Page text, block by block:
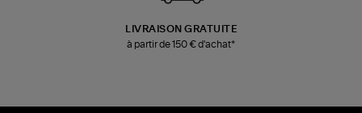
LIVRAISON GRATUITE
à partir de 150 € d'achat*